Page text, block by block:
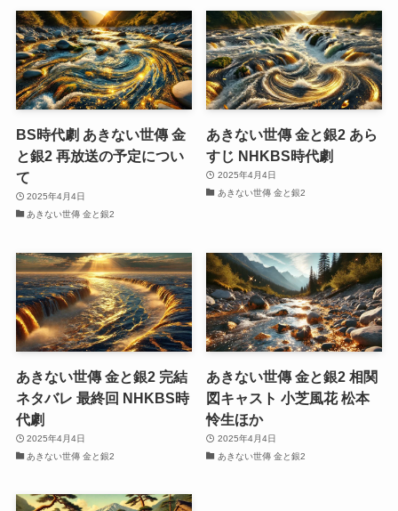
BS時代劇 あきない世傳 金
と銀2 再放送の予定につい
て
2025年4月4日
あきない世傳 金と銀2
あきない世傳 金と銀2 あら
すじ NHKBS時代劇
2025年4月4日
あきない世傳 金と銀2
あきない世傳 金と銀2 完結
ネタバレ 最終回 NHKBS時
代劇
2025年4月4日
あきない世傳 金と銀2
あきない世傳 金と銀2 相関
図キャスト 小芝風花 松本
怜生ほか
2025年4月4日
あきない世傳 金と銀2